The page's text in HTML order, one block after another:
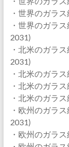
・世界のガラ
・世界のガラ
2031)
・北米のガラ
2031)
・北米のガラ
・北米のガラ
・北米のガラ
・欧州のガラ
2031)
・欧州のガラ